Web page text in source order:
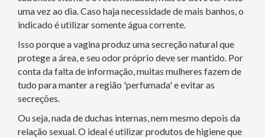
uma vez ao dia. Caso haja necessidade de mais banhos, o
indicado é utilizar somente água corrente.
Isso porque a vagina produz uma secreção natural que
protege a área, e seu odor próprio deve ser mantido. Por
conta da falta de informação, muitas mulheres fazem de
tudo para manter a região 'perfumada' e evitar as
secreções.
Ou seja, nada de duchas internas, nem mesmo depois da
relação sexual. O ideal é utilizar produtos de higiene que